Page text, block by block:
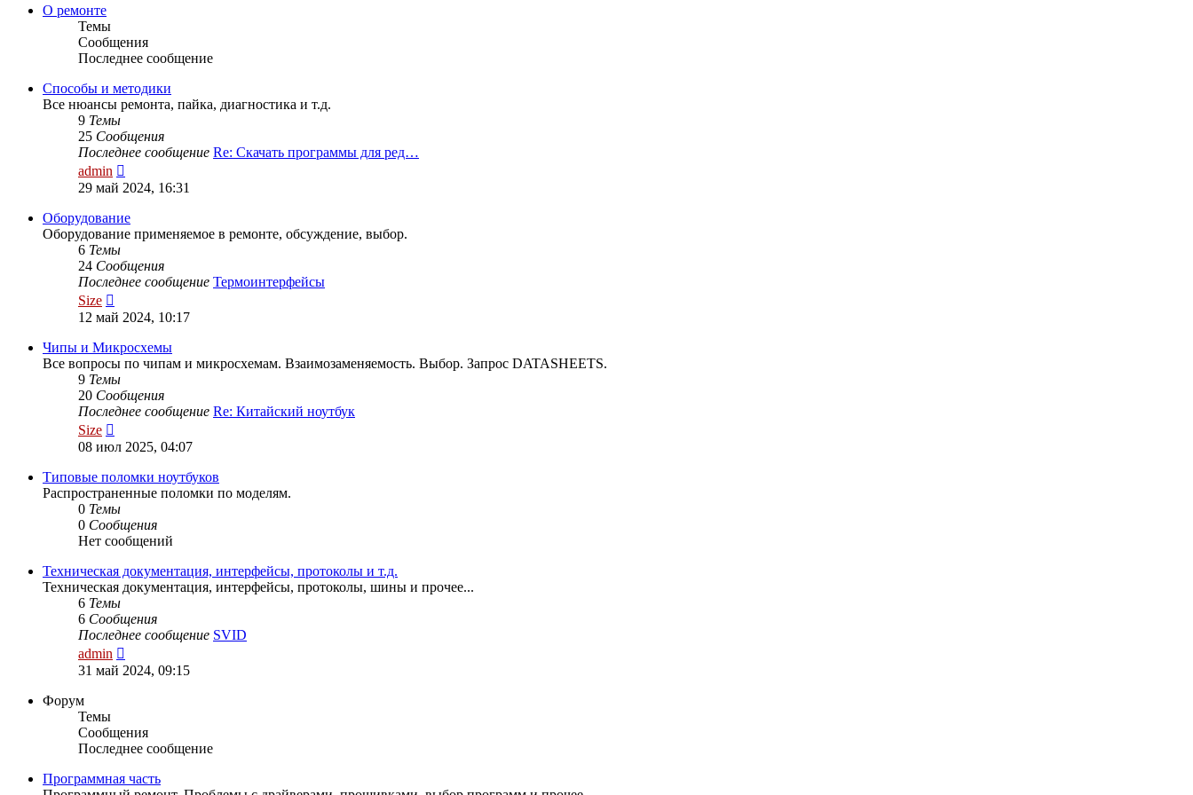
О ремонте
Темы
Сообщения
Последнее сообщение
Способы и методики
Все нюансы ремонта, пайка, диагностика и т.д.
9 Темы
25 Сообщения
Последнее сообщение Re: Скачать программы для ред…
admin
к
сообщению
29 май 2024, 16:31
Оборудование
Оборудование применяемое в ремонте, обсуждение, выбор.
6 Темы
24 Сообщения
Последнее сообщение Термоинтерфейсы
Size
к
сообщению
12 май 2024, 10:17
Чипы и Микросхемы
Все вопросы по чипам и микросхемам. Взаимозаменяемость. Выбор. Запрос DATASHEETS.
9 Темы
20 Сообщения
Последнее сообщение Re: Китайский ноутбук
Size
к
сообщению
08 июл 2025, 04:07
Типовые поломки ноутбуков
Распространенные поломки по моделям.
0 Темы
0 Сообщения
Нет сообщений
Техническая документация, интерфейсы, протоколы и т.д.
Техническая документация, интерфейсы, протоколы, шины и прочее...
6 Темы
6 Сообщения
Последнее сообщение SVID
admin
к
31 май 2024, 09:15
Форум
Темы
Сообщения
Последнее сообщение
Программная часть